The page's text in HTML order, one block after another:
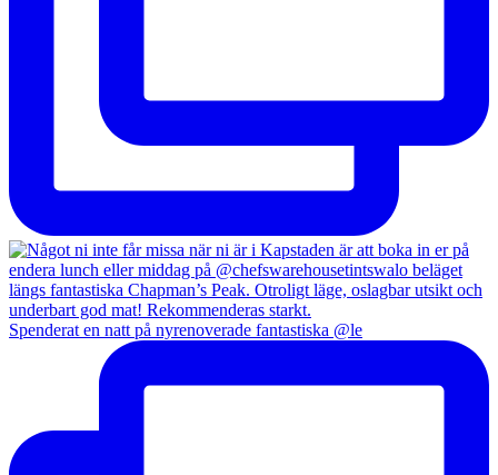
Spenderat en natt på nyrenoverade fantastiska @le